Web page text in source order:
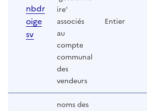
nbdr
oige
sv
ire'
associés
au
compte
communal
des
vendeurs
Entier
noms des